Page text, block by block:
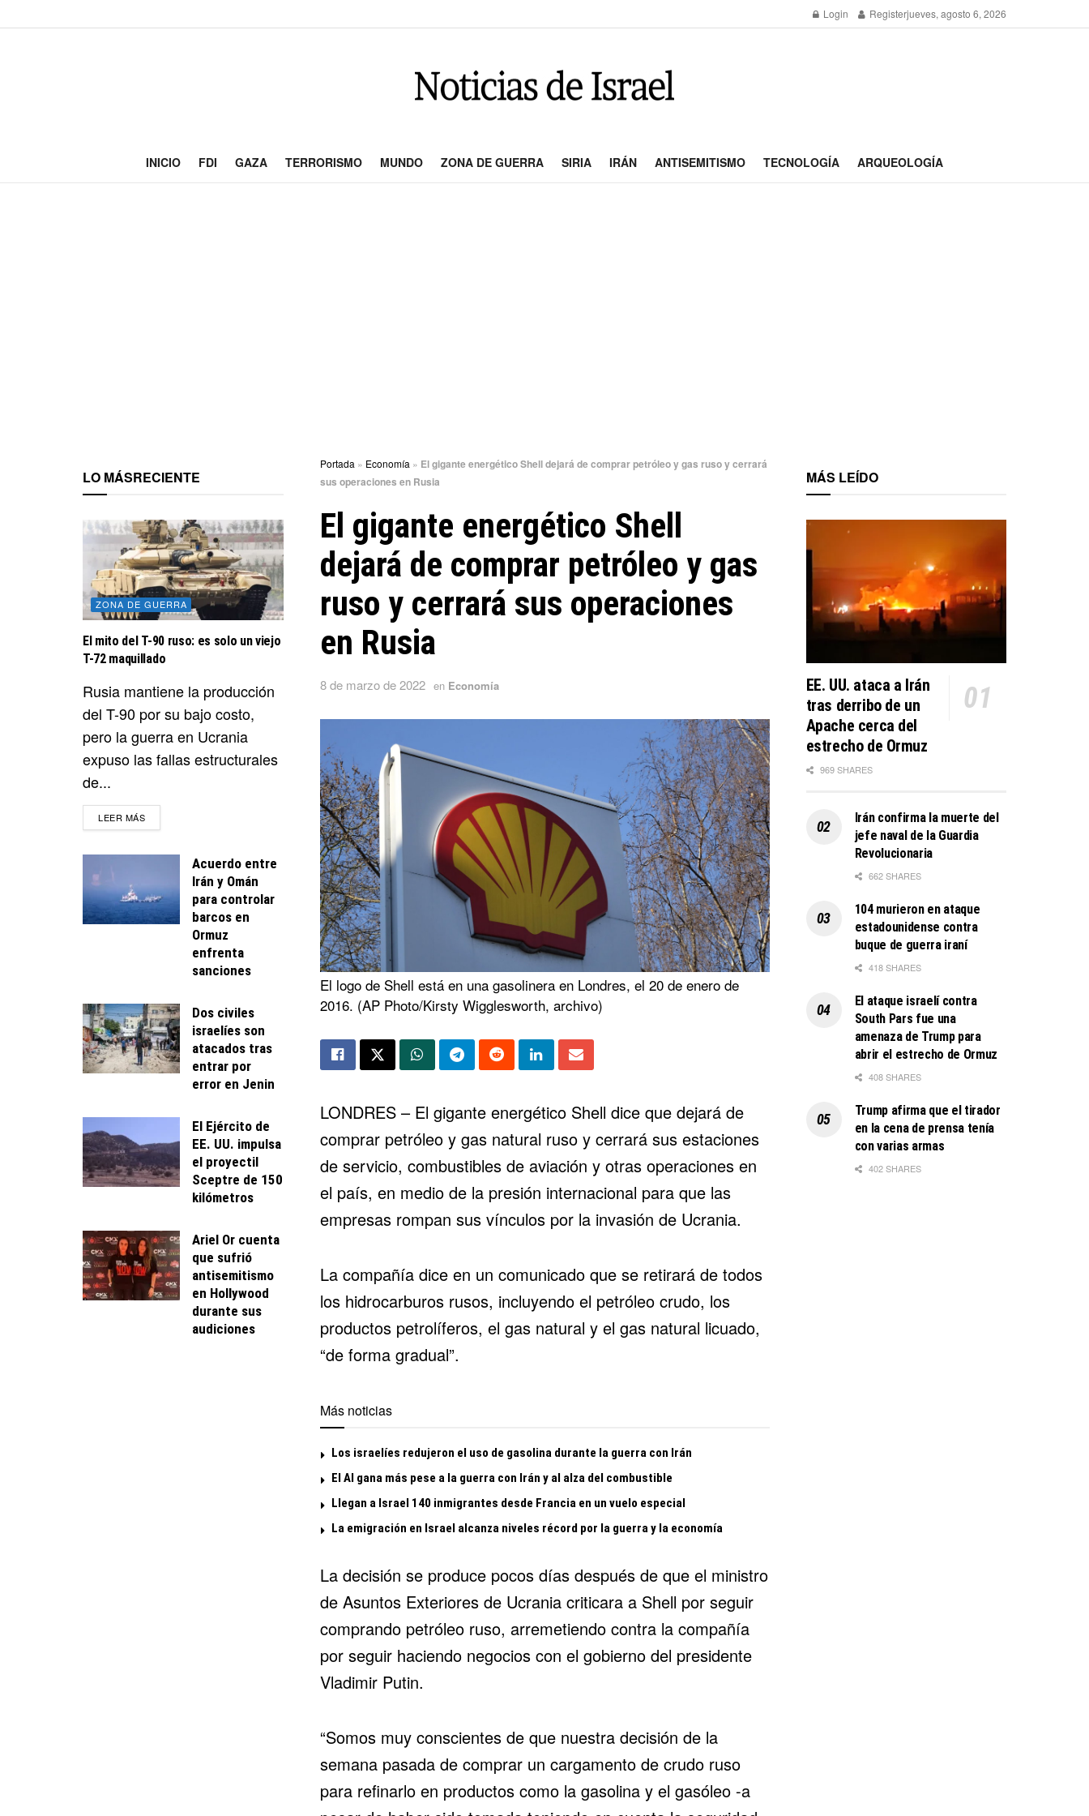
Login Registerjueves, agosto 6, 2026
INICIO FDI GAZA TERRORISMO MUNDO ZONA DE GUERRA SIRIA IRÁN ANTISEMITISMO TECNOLOGÍA ARQUEOLOGÍA
Portada » Economía » El gigante energético Shell dejará de comprar petróleo y gas ruso y cerrará
sus operaciones en Rusia
El gigante energético Shell
dejará de comprar petróleo y gas
ruso y cerrará sus operaciones
en Rusia
8 de marzo de 2022 en Economía
El logo de Shell está en una gasolinera en Londres, el 20 de enero de
2016. (AP Photo/Kirsty Wigglesworth, archivo)
LONDRES – El gigante energético Shell dice que dejará de
comprar petróleo y gas natural ruso y cerrará sus estaciones
de servicio, combustibles de aviación y otras operaciones en
el país, en medio de la presión internacional para que las
empresas rompan sus vínculos por la invasión de Ucrania.
La compañía dice en un comunicado que se retirará de todos
los hidrocarburos rusos, incluyendo el petróleo crudo, los
productos petrolíferos, el gas natural y el gas natural licuado,
“de forma gradual”.
Más noticias
Los israelíes redujeron el uso de gasolina durante la guerra con Irán
El Al gana más pese a la guerra con Irán y al alza del combustible
Llegan a Israel 140 inmigrantes desde Francia en un vuelo especial
La emigración en Israel alcanza niveles récord por la guerra y la economía
La decisión se produce pocos días después de que el ministro
de Asuntos Exteriores de Ucrania criticara a Shell por seguir
comprando petróleo ruso, arremetiendo contra la compañía
por seguir haciendo negocios con el gobierno del presidente
Vladimir Putin.
“Somos muy conscientes de que nuestra decisión de la
semana pasada de comprar un cargamento de crudo ruso
para refinarlo en productos como la gasolina y el gasóleo -a
LO MÁSRECIENTE
ZONA DE GUERRA
El mito del T-90 ruso: es solo un viejo
T-72 maquillado
Rusia mantiene la producción
del T-90 por su bajo costo,
pero la guerra en Ucrania
expuso las fallas estructurales
de...
LEER MÁSDETAILS
Acuerdo entre
Irán y Omán
para controlar
barcos en
Ormuz
enfrenta
sanciones
Dos civiles
israelíes son
atacados tras
entrar por
error en Jenin
El Ejército de
EE. UU. impulsa
el proyectil
Sceptre de 150
kilómetros
Ariel Or cuenta
que sufrió
antisemitismo
en Hollywood
durante sus
audiciones
MÁS LEÍDO
EE. UU. ataca a Irán
tras derribo de un
Apache cerca del
estrecho de Ormuz
969 SHARES
Irán confirma la muerte del
jefe naval de la Guardia
Revolucionaria
662 SHARES
104 murieron en ataque
estadounidense contra
buque de guerra iraní
418 SHARES
El ataque israelí contra
South Pars fue una
amenaza de Trump para
abrir el estrecho de Ormuz
408 SHARES
Trump afirma que el tirador
en la cena de prensa tenía
con varias armas
402 SHARES